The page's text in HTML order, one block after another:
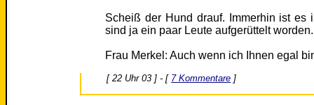
Scheiß der Hund drauf. Immerhin ist es
sind ja ein paar Leute aufgerüttelt worden.
Frau Merkel: Auch wenn ich Ihnen egal
[ 22 Uhr 03 ] - [ 7 Kommentare ]